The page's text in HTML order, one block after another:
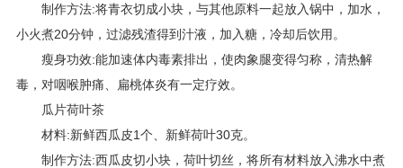
制作方法:将青衣切成小块，与其他原料一起放入锅中，加水，
小火煮20分钟，过滤残渣得到汁液，加入糖，冷却后饮用。
瘦身功效:能加速体内毒素排出，使肉象腿变得匀称，清热解
毒，对咽喉肿痛、扁桃体炎有一定疗效。
瓜片荷叶茶
材料:新鲜西瓜皮1个、新鲜荷叶30克。
制作方法:西瓜皮切小块，荷叶切丝，将所有材料放入沸水中煮